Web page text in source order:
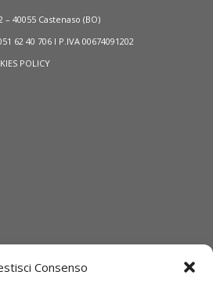
Consenso
40055 Castenaso (BO)
62 40 706 I P.IVA 00674091202
POLICY